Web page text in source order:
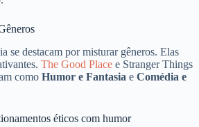
se destacam por misturar gêneros. Elas
The Good Place e Stranger Things
como Humor e Fantasia e Comédia e
éticos com humor